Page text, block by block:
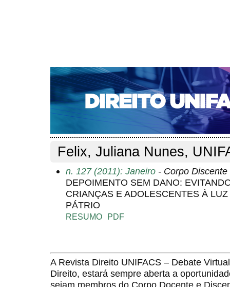
CAPA SOBRE ACESSO CADASTRO
NOTÍCIAS
EDIÇÕES DE Nº 1 A 100 WEBMAIL
Capa>Pesquisa> Perfil do autor
Perfil do autor
Felix, Juliana Nunes,
n. 127 (2011): Janeiro - Corpo Discente
DEPOIMENTO SEM DANO:
CRIANÇAS E ADOLESCENTES À
PÁTRIO
RESUMO PDF
A Revista Direito UNIFACS – Debate
Direito, estará sempre aberta a
sejam membros do Corpo Docente e